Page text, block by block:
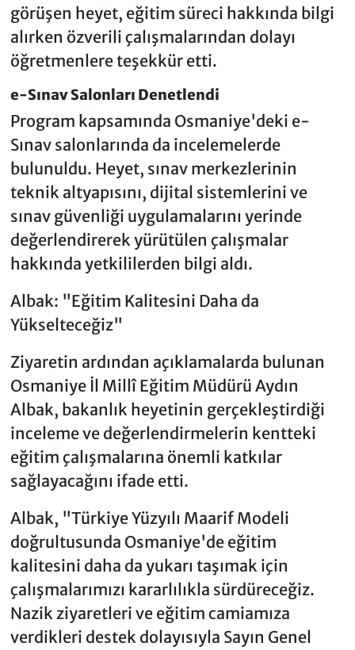
görüşen heyet, eğitim süreci hakkında bilgi
alırken özverili çalışmalarından dolayı
öğretmenlere teşekkür etti.
e-Sınav Salonları Denetlendi
Program kapsamında Osmaniye'deki e-
Sınav salonlarında da incelemelerde
bulunuldu. Heyet, sınav merkezlerinin
teknik altyapısını, dijital sistemlerini ve
sınav güvenliği uygulamalarını yerinde
değerlendirerek yürütülen çalışmalar
hakkında yetkililerden bilgi aldı.
Albak: "Eğitim Kalitesini Daha da
Yükselteceğiz"
Ziyaretin ardından açıklamalarda bulunan
Osmaniye İl Millî Eğitim Müdürü Aydın
Albak, bakanlık heyetinin gerçekleştirdiği
inceleme ve değerlendirmelerin kentteki
eğitim çalışmalarına önemli katkılar
sağlayacağını ifade etti.
Albak, "Türkiye Yüzyılı Maarif Modeli
doğrultusunda Osmaniye'de eğitim
kalitesini daha da yukarı taşımak için
çalışmalarımızı kararlılıkla sürdüreceğiz.
Nazik ziyaretleri ve eğitim camiamıza
verdikleri destek dolayısıyla Sayın Genel